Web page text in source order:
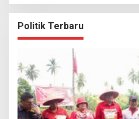
Politik Terbaru